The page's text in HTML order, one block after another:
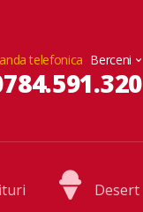
telefonica
Desert